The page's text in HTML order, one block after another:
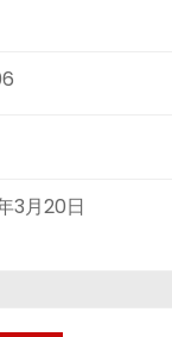
3月20日